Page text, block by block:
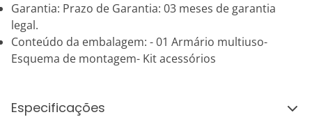
Garantia: Prazo de Garantia: 03 meses de garantia
legal.
Conteúdo da embalagem: - 01 Armário multiuso-
Esquema de montagem- Kit acessórios
Especificações